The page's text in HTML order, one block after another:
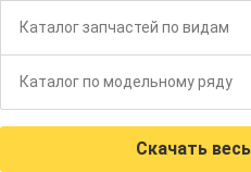
Каталог запчастей по видам
Каталог по модельному ряду
Скачать